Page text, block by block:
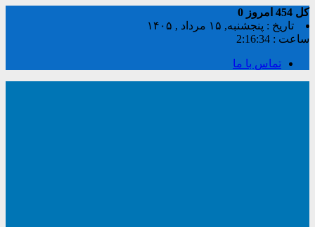
کل امروز 0
تاریخ : پنجشنبه, ۱۵ مرداد , ۱۴۰۵
ساعت : 2:16:35
تماس با ما